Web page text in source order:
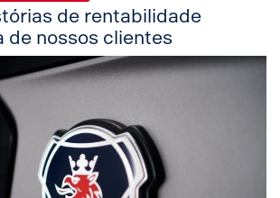
de rentabilidade
de nossos clientes